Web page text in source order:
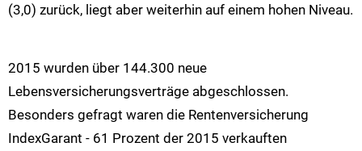
(3,0) zurück, liegt aber weiterhin auf einem hohen Niveau.
2015 wurden über 144.300 neue
Lebensversicherungsverträge abgeschlossen.
Besonders gefragt waren die Rentenversicherung
IndexGarant - 61 Prozent der 2015 verkauften